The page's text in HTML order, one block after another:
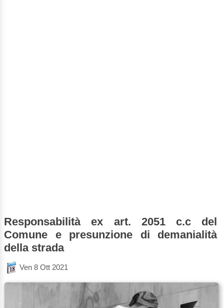
Responsabilità ex art. 2051 c.c del
Comune e presunzione di demanialità
della strada
Ven 8 Ott 2021